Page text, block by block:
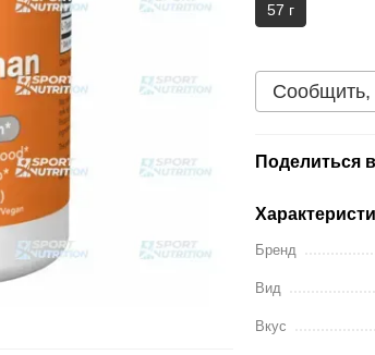
57 г
Сообщить,
Поделиться
Бренд
Вид
Вкус